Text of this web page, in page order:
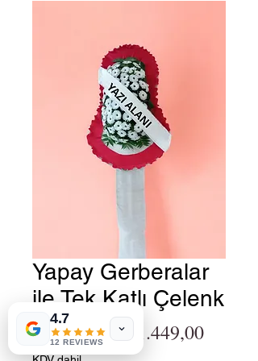
Yapay Gerberalar
ile Tek Katlı Çelenk
₺1.499,00 Normal Fiyat
₺1.449,00
4.7
12 REVIEWS